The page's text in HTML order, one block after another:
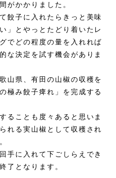
がかかりました。
餃子に入れたらきっと美味
」とやっとたどり着いたレ
でどの程度の量を入れれば
な決定を試す機会がありま
山県、有田の山椒の収穫を
極み餃子痺れ」を完成する
ることも度々あると思いま
れる実山椒として収穫され
手に入れて下ごしらえでき
了となります。